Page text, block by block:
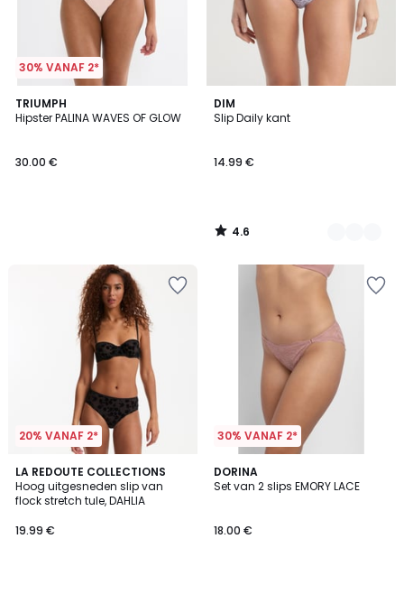
30% VANAF 2*
TRIUMPH
Hipster PALINA WAVES OF GLOW
30.00 €
DIM
Slip Daily kant
14.99 €
4.6
/ 5
4
Kleuren
4.6
/
20% VANAF 2*
LA REDOUTE COLLECTIONS
Hoog uitgesneden slip van
flock stretch tule, DAHLIA
19.99 €
30% VANAF 2*
DORINA
Set van 2 slips EMORY LACE
18.00 €